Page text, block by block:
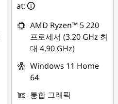
at:
AMD Ryzen™ 5 220
프로세서 (3.20 GHz 최
대 4.90 GHz)
Windows 11 Home
64
통합 그래픽